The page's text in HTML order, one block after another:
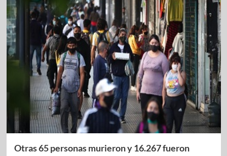
Otras 65 personas murieron y 16.267 fueron